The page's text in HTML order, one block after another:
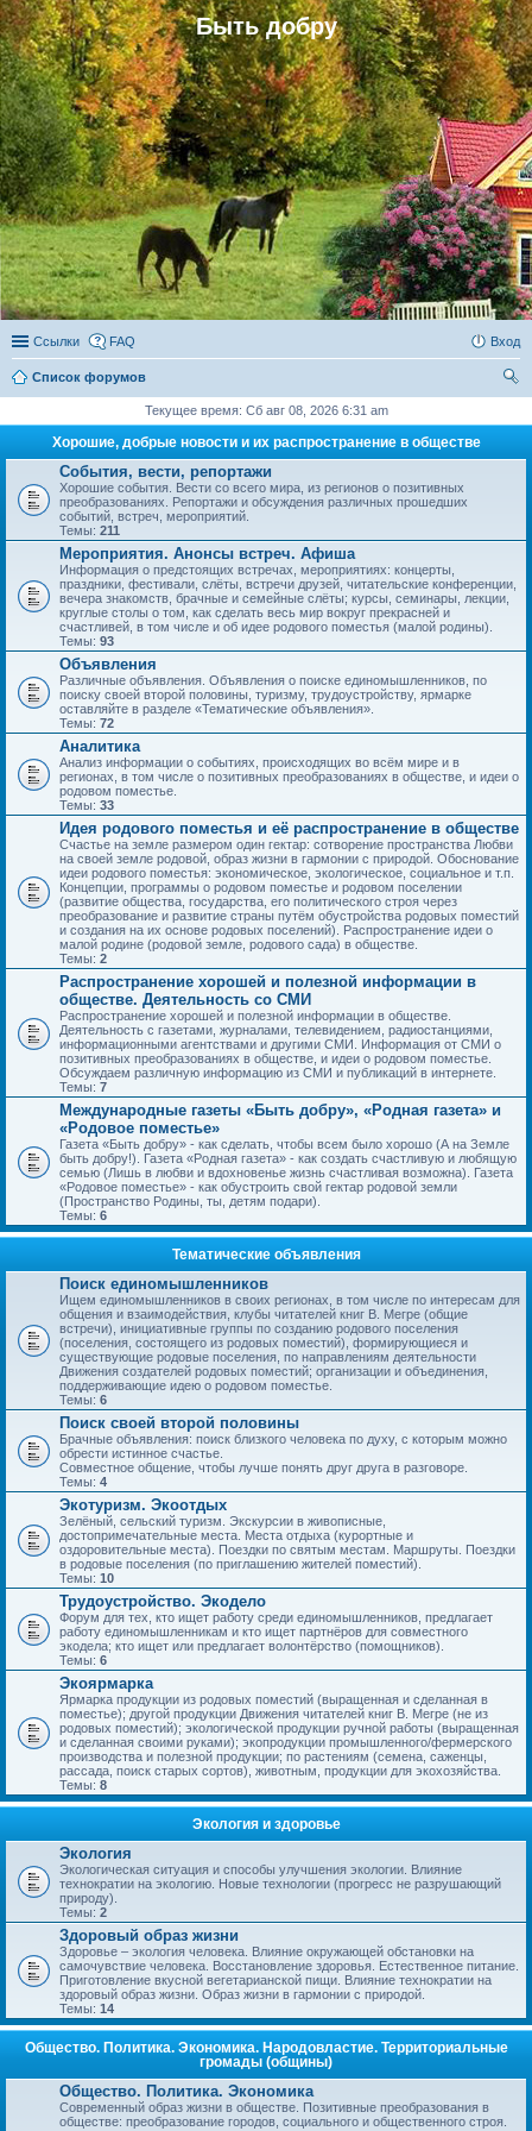
Быть добру
Ссылки FAQ Вход
Список форумов
Текущее время: Сб авг 08, 2026 6:31 am
Хорошие, добрые новости и их распространение в обществе
События, вести, репортажи
Хорошие события. Вести со всего мира, из регионов о позитивных
преобразованиях. Репортажи и обсуждения различных прошедших
событий, встреч, мероприятий.
Темы: 211
Мероприятия. Анонсы встреч. Афиша
Информация о предстоящих встречах, мероприятиях: концерты,
праздники, фестивали, слёты, встречи друзей, читательские конференции,
вечера знакомств, брачные и семейные слёты; курсы, семинары, лекции,
круглые столы о том, как сделать весь мир вокруг прекрасней и
счастливей, в том числе и об идее родового поместья (малой родины).
Темы: 93
Объявления
Различные объявления. Объявления о поиске единомышленников, по
поиску своей второй половины, туризму, трудоустройству, ярмарке
оставляйте в разделе «Тематические объявления».
Темы: 72
Аналитика
Анализ информации о событиях, происходящих во всём мире и в
регионах, в том числе о позитивных преобразованиях в обществе, и идеи о
родовом поместье.
Темы: 33
Идея родового поместья и её распространение в обществе
Счастье на земле размером один гектар: сотворение пространства Любви
на своей земле родовой, образ жизни в гармонии с природой. Обоснование
идеи родового поместья: экономическое, экологическое, социальное и т.п.
Концепции, программы о родовом поместье и родовом поселении
(развитие общества, государства, его политического строя через
преобразование и развитие страны путём обустройства родовых поместий
и создания на их основе родовых поселений). Распространение идеи о
малой родине (родовой земле, родового сада) в обществе.
Темы: 2
Распространение хорошей и полезной информации в
обществе. Деятельность со СМИ
Распространение хорошей и полезной информации в обществе.
Деятельность с газетами, журналами, телевидением, радиостанциями,
информационными агентствами и другими СМИ. Информация от СМИ о
позитивных преобразованиях в обществе, и идеи о родовом поместье.
Обсуждаем различную информацию из СМИ и публикаций в интернете.
Темы: 7
Международные газеты «Быть добру», «Родная газета» и
«Родовое поместье»
Газета «Быть добру» - как сделать, чтобы всем было хорошо (А на Земле
быть добру!). Газета «Родная газета» - как создать счастливую и любящую
семью (Лишь в любви и вдохновенье жизнь счастливая возможна). Газета
«Родовое поместье» - как обустроить свой гектар родовой земли
(Пространство Родины, ты, детям подари).
Темы: 6
Тематические объявления
Поиск единомышленников
Ищем единомышленников в своих регионах, в том числе по интересам для
общения и взаимодействия, клубы читателей книг В. Мегре (общие
встречи), инициативные группы по созданию родового поселения
(поселения, состоящего из родовых поместий), формирующиеся и
существующие родовые поселения, по направлениям деятельности
Движения создателей родовых поместий; организации и объединения,
поддерживающие идею о родовом поместье.
Темы: 6
Поиск своей второй половины
Брачные объявления: поиск близкого человека по духу, с которым можно
обрести истинное счастье.
Совместное общение, чтобы лучше понять друг друга в разговоре.
Темы: 4
Экотуризм. Экоотдых
Зелёный, сельский туризм. Экскурсии в живописные,
достопримечательные места. Места отдыха (курортные и
оздоровительные места). Поездки по святым местам. Маршруты. Поездки
в родовые поселения (по приглашению жителей поместий).
Темы: 10
Трудоустройство. Экодело
Форум для тех, кто ищет работу среди единомышленников, предлагает
работу единомышленникам и кто ищет партнёров для совместного
экодела; кто ищет или предлагает волонтёрство (помощников).
Темы: 6
Экоярмарка
Ярмарка продукции из родовых поместий (выращенная и сделанная в
поместье); другой продукции Движения читателей книг В. Мегре (не из
родовых поместий); экологической продукции ручной работы (выращенная
и сделанная своими руками); экопродукции промышленного/фермерского
производства и полезной продукции; по растениям (семена, саженцы,
рассада, поиск старых сортов), животным, продукции для экохозяйства.
Темы: 8
Экология и здоровье
Экология
Экологическая ситуация и способы улучшения экологии. Влияние
технократии на экологию. Новые технологии (прогресс не разрушающий
природу).
Темы: 2
Здоровый образ жизни
Здоровье – экология человека. Влияние окружающей обстановки на
самочувствие человека. Восстановление здоровья. Естественное питание.
Приготовление вкусной вегетарианской пищи. Влияние технократии на
здоровый образ жизни. Образ жизни в гармонии с природой.
Темы: 14
Общество. Политика. Экономика. Народовластие. Территориальные
громады (общины)
Общество. Политика. Экономика
Современный образ жизни в обществе. Позитивные преобразования в
обществе: преобразование городов, социального и общественного строя.